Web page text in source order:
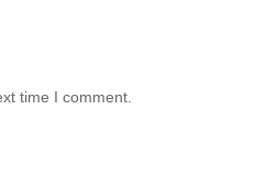
time I comment.